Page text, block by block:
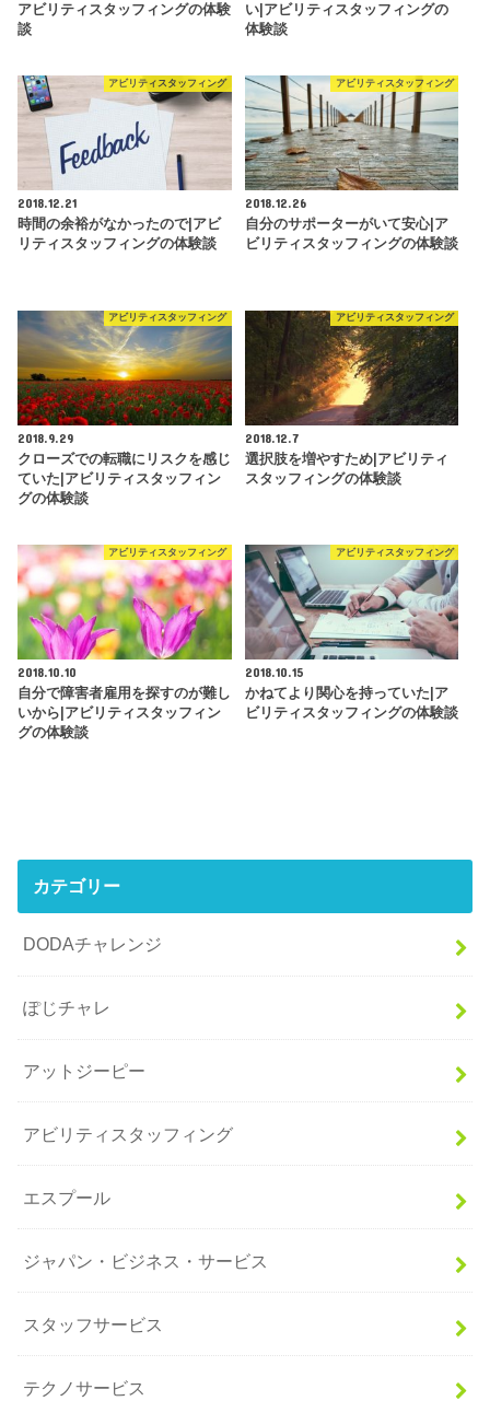
アビリティスタッフィングの体験
談
い|アビリティスタッフィングの
体験談
アビリティスタッフィング
2018.12.21
時間の余裕がなかったので|アビ
リティスタッフィングの体験談
アビリティスタッフィング
2018.12.26
自分のサポーターがいて安心|ア
ビリティスタッフィングの体験談
アビリティスタッフィング
2018.9.29
クローズでの転職にリスクを感じ
ていた|アビリティスタッフィン
グの体験談
アビリティスタッフィング
2018.12.7
選択肢を増やすため|アビリティ
スタッフィングの体験談
アビリティスタッフィング
2018.10.10
自分で障害者雇用を探すのが難し
いから|アビリティスタッフィン
グの体験談
アビリティスタッフィング
2018.10.15
かねてより関心を持っていた|ア
ビリティスタッフィングの体験談
カテゴリー
DODAチャレンジ
ぽじチャレ
アットジーピー
アビリティスタッフィング
エスプール
ジャパン・ビジネス・サービス
スタッフサービス
テクノサービス